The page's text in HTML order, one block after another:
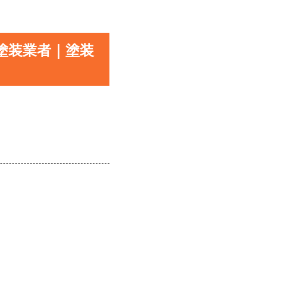
装業者｜塗装